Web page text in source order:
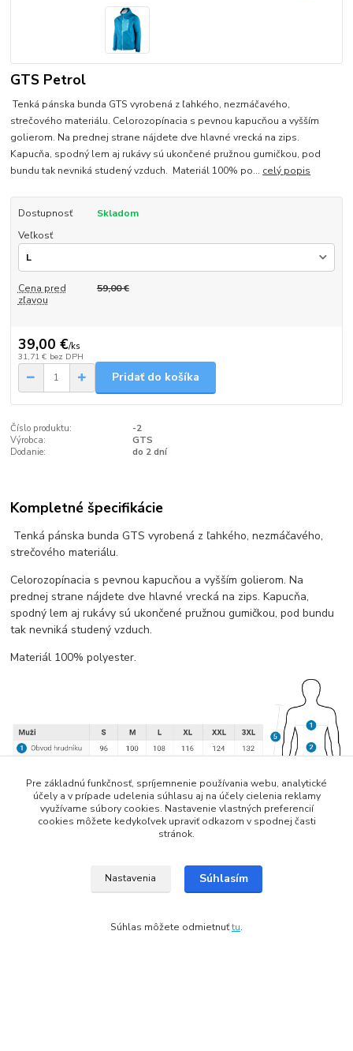
GTS Petrol
Tenká pánska bunda GTS vyrobená z ľahkého, nezmáčavého,
strečového materiálu. Celorozopínacia s pevnou kapucňou a vyšším
golierom. Na prednej strane nájdete dve hlavné vrecká na zips.
Kapucňa, spodný lem aj rukávy sú ukončené pružnou gumičkou, pod
bundu tak nevniká studený vzduch. Materiál 100% po... celý popis
Dostupnosť
Skladom
Veľkosť
Cena pred
zľavou
59,00 €
39,00 €/ks
31,71 € bez DPH
Pridať do košíka
Číslo produktu:
-2
Výrobca:
GTS
Dodanie:
do 2 dní
Kompletné špecifikácie
Tenká pánska bunda GTS vyrobená z ľahkého, nezmáčavého,
strečového materiálu.
Celorozopínacia s pevnou kapucňou a vyšším golierom. Na
prednej strane nájdete dve hlavné vrecká na zips. Kapucňa,
spodný lem aj rukávy sú ukončené pružnou gumičkou, pod bundu
tak nevniká studený vzduch.
Materiál 100% polyester.
Outdoorové bundy
Pre základnú funkčnosť, spríjemnenie používania webu, analytické
účely a v prípade udelenia súhlasu aj na účely cielenia reklamy
využívame súbory cookies. Nastavenie vlastných preferencií
cookies môžete kedykoľvek upraviť odkazom v spodnej časti
stránok.
Nastavenia Súhlasím
Súhlas môžete odmietnuťtu.